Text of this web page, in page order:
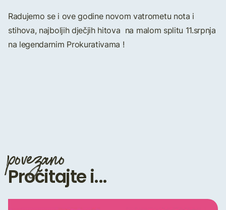
Radujemo se i ove godine novom vatrometu nota i
stihova, najboljih dječjih hitova na malom splitu 11.srpnja
na legendarnim Prokurativama !
povezano
Pročitajte i...